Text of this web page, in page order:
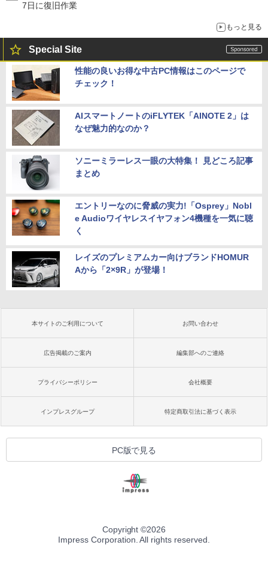
7日に復旧作業
もっと見る
Special Site
性能の良いお得な中古PC情報はこのページで
チェック！
AIスマートノートのiFLYTEK「AINOTE 2」は
なぜ魅力的なのか？
ソニーミラーレス一眼の大特集！ 見どころ記事
まとめ
エントリーなのに脅威の実力!「Osprey」Nobl
e Audioワイヤレスイヤフォン4機種を一気に聴
く
レイズのプレミアムカー向けブランドHOMUR
Aから「2×9R」が登場！
本サイトのご利用について お問い合わせ
広告掲載のご案内 編集部へのご連絡
プライバシーポリシー 会社概要
インプレスグループ 特定商取引法に基づく表示
PC版で見る
Copyright ©2026
Impress Corporation. All rights reserved.